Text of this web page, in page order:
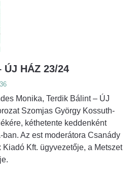
HÁZ 23/24
Monika, Terdik Bálint – ÚJ
Szomjas György Kossuth-
kéthetente keddenként
Az est moderátora Csanády
Kiadó Kft. ügyvezetője, a Metszet